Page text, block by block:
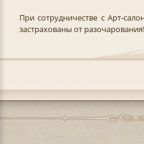
При сотрудничестве с Арт-
застрахованы от разочарования!